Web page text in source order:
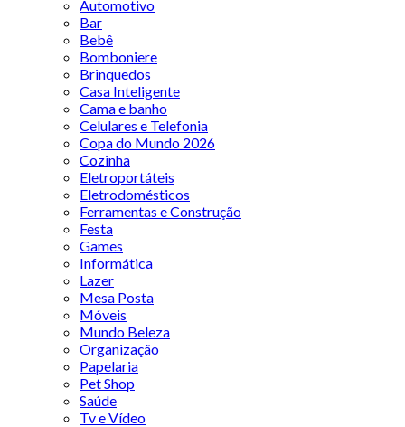
Automotivo
Bar
Bebê
Bomboniere
Brinquedos
Casa Inteligente
Cama e banho
Celulares e Telefonia
Copa do Mundo 2026
Cozinha
Eletroportáteis
Eletrodomésticos
Ferramentas e Construção
Festa
Games
Informática
Lazer
Mesa Posta
Móveis
Mundo Beleza
Organização
Papelaria
Pet Shop
Saúde
Tv e Vídeo